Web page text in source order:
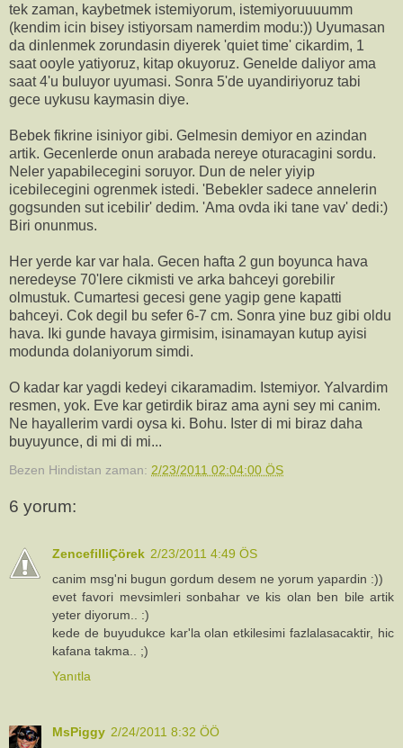
tek zaman, kaybetmek istemiyorum, istemiyoruuuumm
(kendim icin bisey istiyorsam namerdim modu:)) Uyumasan
da dinlenmek zorundasin diyerek 'quiet time' cikardim, 1
saat ooyle yatiyoruz, kitap okuyoruz. Genelde daliyor ama
saat 4'u buluyor uyumasi. Sonra 5'de uyandiriyoruz tabi
gece uykusu kaymasin diye.
Bebek fikrine isiniyor gibi. Gelmesin demiyor en azindan
artik. Gecenlerde onun arabada nereye oturacagini sordu.
Neler yapabilecegini soruyor. Dun de neler yiyip
icebilecegini ogrenmek istedi. 'Bebekler sadece annelerin
gogsunden sut icebilir' dedim. 'Ama ovda iki tane vav' dedi:)
Biri onunmus.
Her yerde kar var hala. Gecen hafta 2 gun boyunca hava
neredeyse 70'lere cikmisti ve arka bahceyi gorebilir
olmustuk. Cumartesi gecesi gene yagip gene kapatti
bahceyi. Cok degil bu sefer 6-7 cm. Sonra yine buz gibi oldu
hava. Iki gunde havaya girmisim, isinamayan kutup ayisi
modunda dolaniyorum simdi.
O kadar kar yagdi kedeyi cikaramadim. Istemiyor. Yalvardim
resmen, yok. Eve kar getirdik biraz ama ayni sey mi canim.
Ne hayallerim vardi oysa ki. Bohu. Ister di mi biraz daha
buyuyunce, di mi di mi...
Bezen Hindistan zaman: 2/23/2011 02:04:00 ÖS
6 yorum:
ZencefilliÇörek 2/23/2011 4:49 ÖS
canim msg'ni bugun gordum desem ne yorum yapardin :))
evet favori mevsimleri sonbahar ve kis olan ben bile artik
yeter diyorum.. :)
kede de buyudukce kar'la olan etkilesimi fazlalasacaktir, hic
kafana takma.. ;)
Yanıtla
MsPiggy 2/24/2011 8:32 ÖÖ